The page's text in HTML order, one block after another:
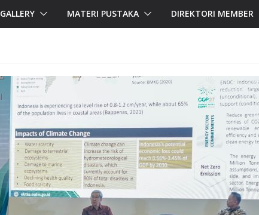
GALLERY MATERI PUSTAKA DIREKTORI MEMBER